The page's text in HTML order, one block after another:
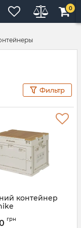
0
Фильтр
контейнер
грн